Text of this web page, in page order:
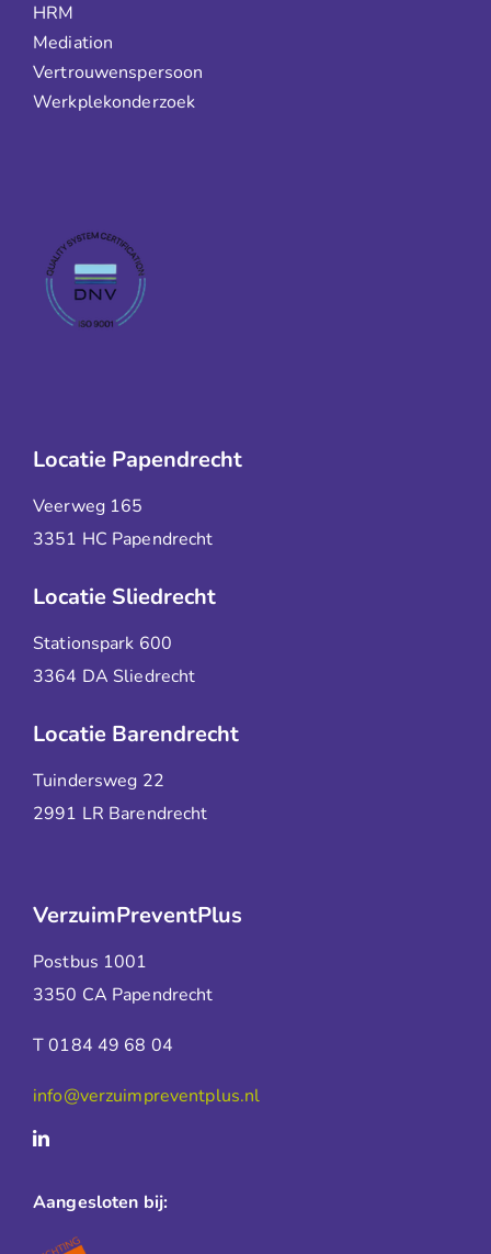
HRM
Mediation
Vertrouwenspersoon
Werkplekonderzoek
Locatie Papendrecht
Veerweg 165
3351 HC Papendrecht
Locatie Sliedrecht
Stationspark 600
3364 DA Sliedrecht
Locatie Barendrecht
Tuindersweg 22
2991 LR Barendrecht
VerzuimPreventPlus
Postbus 1001
3350 CA Papendrecht
T 0184 49 68 04
info@verzuimpreventplus.nl
Aangesloten bij: